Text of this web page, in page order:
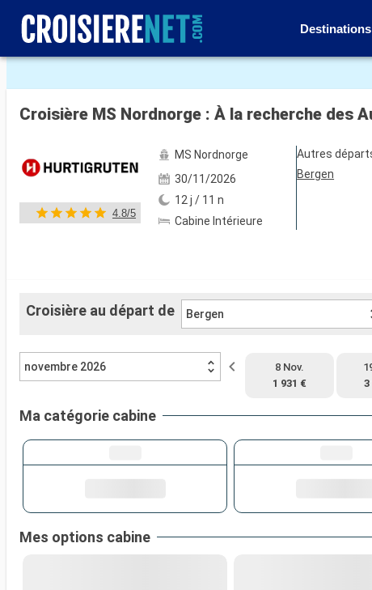
Destinations
Voir les 34 autres photos
Croisière MS Nordnorge : À la recherche des
4.8/5
MS Nordnorge
30/11/2026
12 j / 11 n
Cabine Intérieure
Autres
Bergen
Croisière au départ de Bergen
novembre 2026
8 Nov.
1 931 €
3
Ma catégorie cabine
Mes options cabine